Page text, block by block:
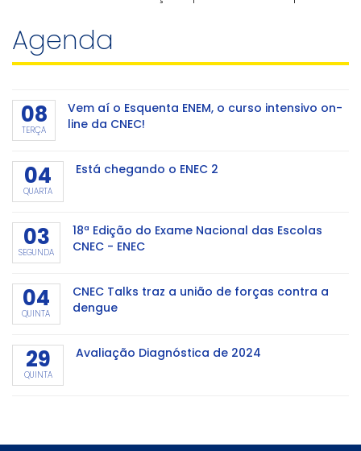
que não participaram da Marcha dos Prefeito
Agenda
08
TERÇA
Vem aí o Esquenta ENEM, o curso intensivo on-
line da CNEC!
04
QUARTA
Está chegando o ENEC 2
03
SEGUNDA
18ª Edição do Exame Nacional das Escolas
CNEC - ENEC
04
QUINTA
CNEC Talks traz a união de forças contra a
dengue
29
QUINTA
Avaliação Diagnóstica de 2024